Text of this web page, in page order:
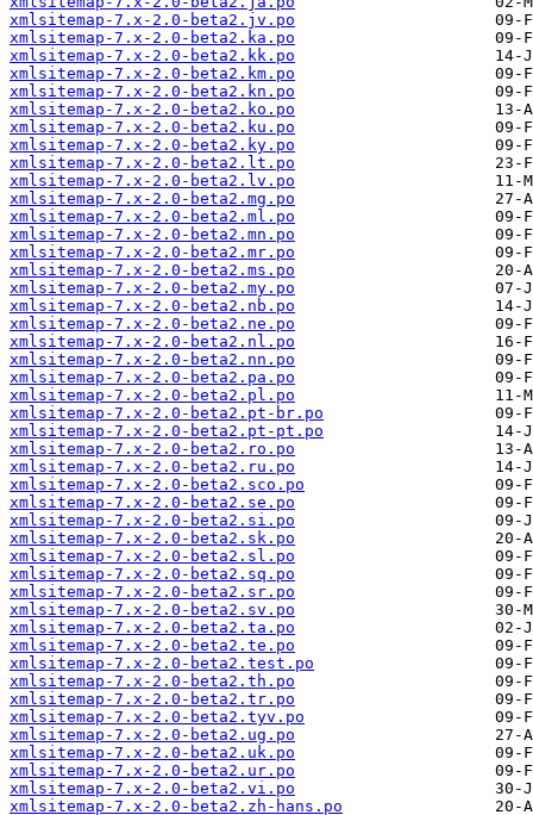
xmlsitemap-7.x-2.0-beta2.jv.po
xmlsitemap-7.x-2.0-beta2.ka.po
xmlsitemap-7.x-2.0-beta2.kk.po
xmlsitemap-7.x-2.0-beta2.km.po
xmlsitemap-7.x-2.0-beta2.kn.po
xmlsitemap-7.x-2.0-beta2.ko.po
xmlsitemap-7.x-2.0-beta2.ku.po
xmlsitemap-7.x-2.0-beta2.ky.po
xmlsitemap-7.x-2.0-beta2.lt.po
xmlsitemap-7.x-2.0-beta2.lv.po
xmlsitemap-7.x-2.0-beta2.mg.po
xmlsitemap-7.x-2.0-beta2.ml.po
xmlsitemap-7.x-2.0-beta2.mn.po
xmlsitemap-7.x-2.0-beta2.mr.po
xmlsitemap-7.x-2.0-beta2.ms.po
xmlsitemap-7.x-2.0-beta2.my.po
xmlsitemap-7.x-2.0-beta2.nb.po
xmlsitemap-7.x-2.0-beta2.ne.po
xmlsitemap-7.x-2.0-beta2.nl.po
xmlsitemap-7.x-2.0-beta2.nn.po
xmlsitemap-7.x-2.0-beta2.pa.po
xmlsitemap-7.x-2.0-beta2.pl.po
xmlsitemap-7.x-2.0-beta2.pt-br.po
xmlsitemap-7.x-2.0-beta2.pt-pt.po
xmlsitemap-7.x-2.0-beta2.ro.po
xmlsitemap-7.x-2.0-beta2.ru.po
xmlsitemap-7.x-2.0-beta2.sco.po
xmlsitemap-7.x-2.0-beta2.se.po
xmlsitemap-7.x-2.0-beta2.si.po
xmlsitemap-7.x-2.0-beta2.sk.po
xmlsitemap-7.x-2.0-beta2.sl.po
xmlsitemap-7.x-2.0-beta2.sq.po
xmlsitemap-7.x-2.0-beta2.sr.po
xmlsitemap-7.x-2.0-beta2.sv.po
xmlsitemap-7.x-2.0-beta2.ta.po
xmlsitemap-7.x-2.0-beta2.te.po
xmlsitemap-7.x-2.0-beta2.test.po
xmlsitemap-7.x-2.0-beta2.th.po
xmlsitemap-7.x-2.0-beta2.tr.po
xmlsitemap-7.x-2.0-beta2.tyv.po
xmlsitemap-7.x-2.0-beta2.ug.po
xmlsitemap-7.x-2.0-beta2.uk.po
xmlsitemap-7.x-2.0-beta2.ur.po
xmlsitemap-7.x-2.0-beta2.vi.po
xmlsitemap-7.x-2.0-beta2.zh-hans.po